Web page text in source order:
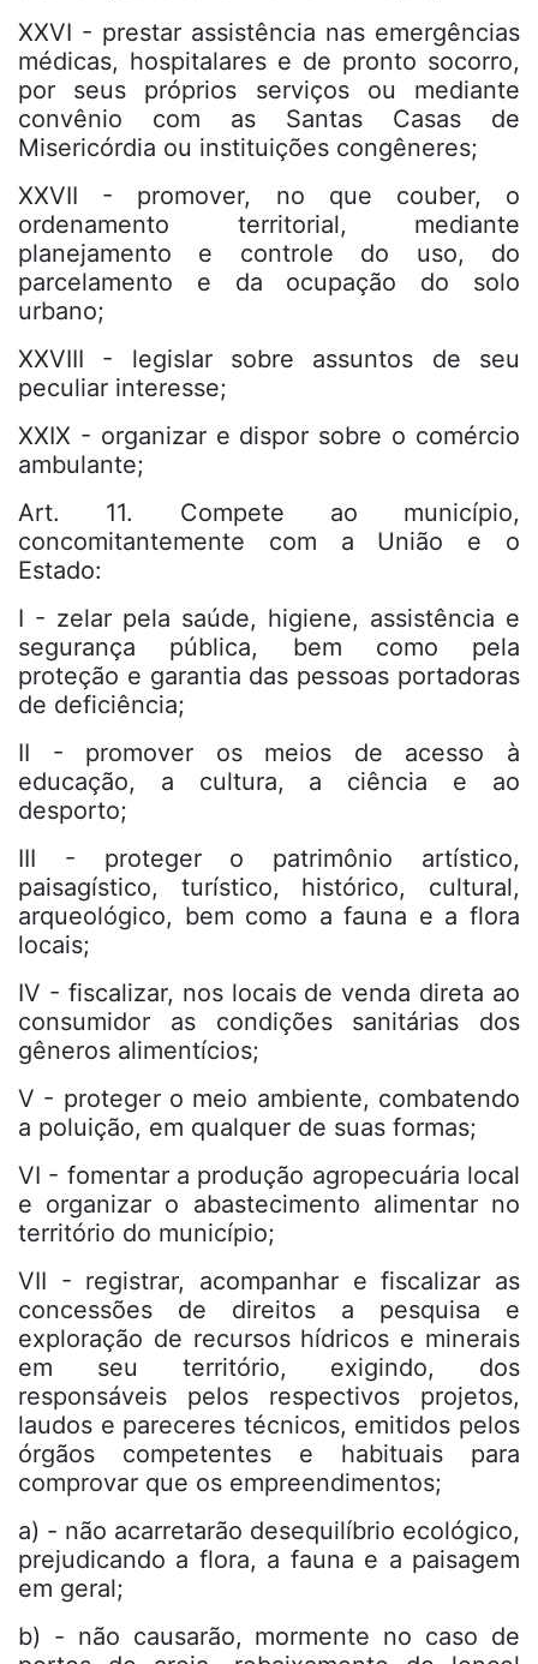
XXVI - prestar assistência nas emergências
médicas, hospitalares e de pronto socorro,
por seus próprios serviços ou mediante
convênio com as Santas Casas de
Misericórdia ou instituições congêneres;
XXVII - promover, no que couber, o
ordenamento territorial, mediante
planejamento e controle do uso, do
parcelamento e da ocupação do solo
urbano;
XXVIII - legislar sobre assuntos de seu
peculiar interesse;
XXIX - organizar e dispor sobre o comércio
ambulante;
Art. 11. Compete ao município,
concomitantemente com a União e o
Estado:
I - zelar pela saúde, higiene, assistência e
segurança pública, bem como pela
proteção e garantia das pessoas portadoras
de deficiência;
II - promover os meios de acesso à
educação, a cultura, a ciência e ao
desporto;
III - proteger o patrimônio artístico,
paisagístico, turístico, histórico, cultural,
arqueológico, bem como a fauna e a flora
locais;
IV - fiscalizar, nos locais de venda direta ao
consumidor as condições sanitárias dos
gêneros alimentícios;
V - proteger o meio ambiente, combatendo
a poluição, em qualquer de suas formas;
VI - fomentar a produção agropecuária local
e organizar o abastecimento alimentar no
território do município;
VII - registrar, acompanhar e fiscalizar as
concessões de direitos a pesquisa e
exploração de recursos hídricos e minerais
em seu território, exigindo, dos
responsáveis pelos respectivos projetos,
laudos e pareceres técnicos, emitidos pelos
órgãos competentes e habituais para
comprovar que os empreendimentos;
a) - não acarretarão desequilíbrio ecológico,
prejudicando a flora, a fauna e a paisagem
em geral;
b) - não causarão, mormente no caso de